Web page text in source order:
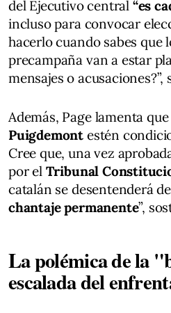
del Ejecutivo central “es
incluso para convocar
hacerlo cuando sabes que
precampaña van a estar
mensajes o acusaciones?”,
Además, Page lamenta
Puigdemont estén
Cree que, una vez
por el Tribunal
catalán se desentenderá
chantaje permanente”,
La polémica de la
escalada del